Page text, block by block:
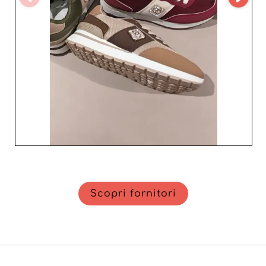
benefici di un approvvigionamento a
prezzi competitivi, essenziale per
ottimizzare il tuo margine. Esplora la
nostra gamma di scarpe da donna
all'ingrosso e scopri perché siamo la
scelta preferita dai professionisti del
Scopri fornitori